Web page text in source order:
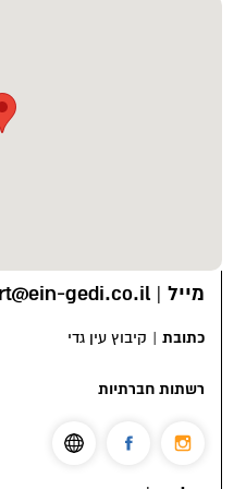
ובאובב קטן שנשתל ממש במרכזו.
מייל |
gedi.co.il
כתובת | קיבוץ עין גדי
רשתות חברתיות